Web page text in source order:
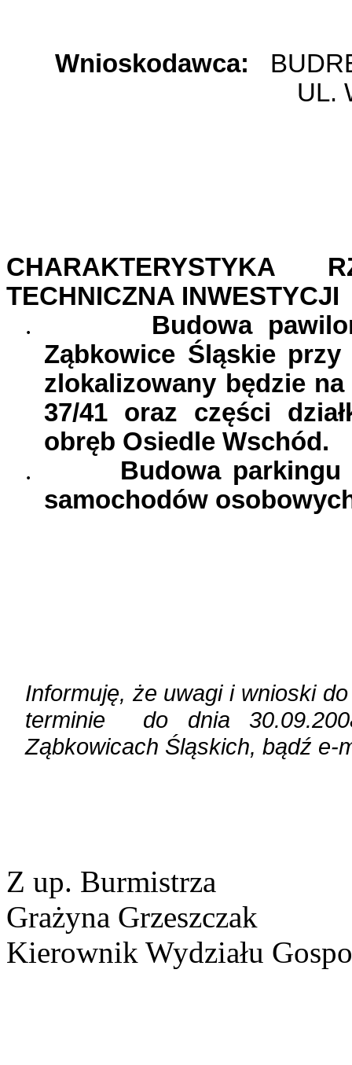
Wnioskodawca:
UL.
CHARAKTERYSTYKA
TECHNICZNA INWESTYCJI
.
Budowa
Ząbkowice Śląskie
zlokalizowany będzie
37/41 oraz części
obręb Osiedle Wschód.
.
Budowa
samochodów
Informuję, że uwagi i wnioski
terminie
do dnia
Ząbkowicach Śląskich, bądź e-
Z up. Burmistrza
Grażyna Grzeszczak
Kierownik Wydziału